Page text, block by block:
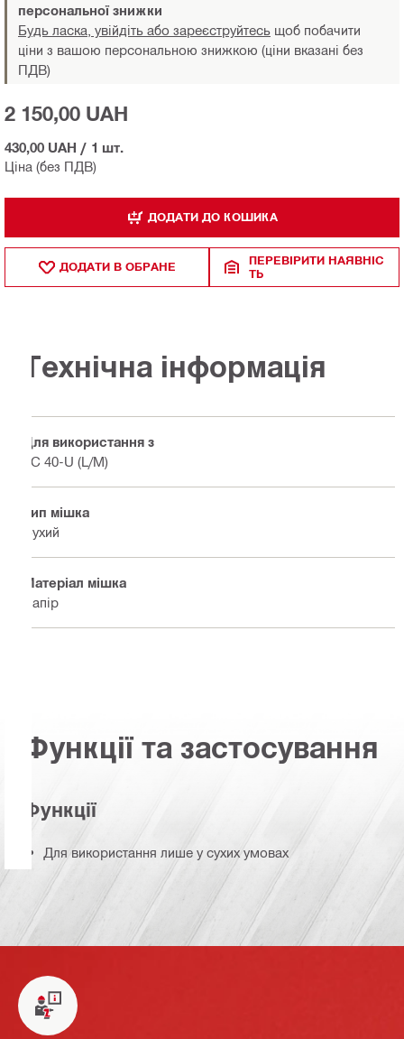
персональної знижки
Будь ласка, увійдіть або зареєструйтесь щоб побачити
ціни з вашою персональною знижкою (ціни вказані без
ПДВ)
Ціна (без ПДВ)
2 150,00 UAH
430,00 UAH / 1 шт.
ДОДАТИ ДО КОШИКА
ДОДАТИ В ОБРАНЕ
ПЕРЕВІРИТИ НАЯВНІС
ТЬ
Технічна інформація
Для використання з
VC 40-U (L/M)
Тип мішка
Сухий
Матеріал мішка
Папір
Функції та застосування
Функції
Для використання лише у сухих умовах